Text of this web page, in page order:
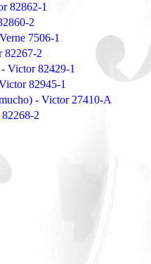
82862-1
2
7506-1
82267-2
Victor 82429-1
82945-1
- Victor 27410-A
2